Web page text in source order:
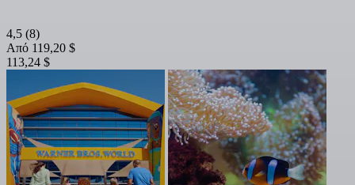
4,5 (8)
Από 119,20 $
113,24 $